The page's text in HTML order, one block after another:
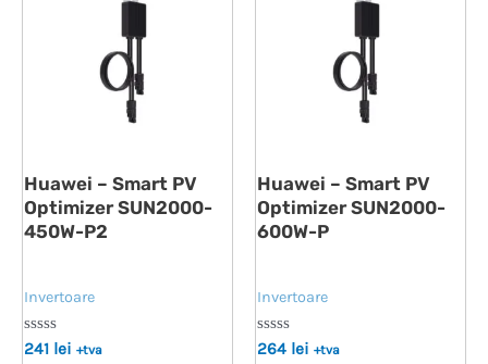
Huawei – Smart PV
Optimizer SUN2000-
450W-P2
Invertoare
Evaluat
241 lei +tva
Huawei – Smart PV
Optimizer SUN2000-
600W-P
Invertoare
Evaluat
264 lei +tva